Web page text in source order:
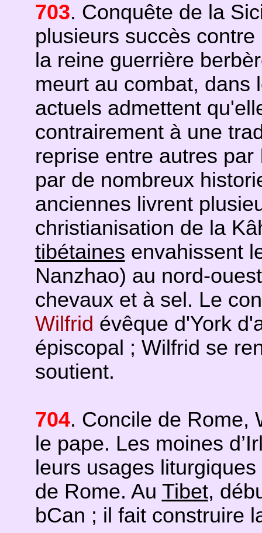
703. Conquête de la
plusieurs succès
la reine guerrière
meurt au combat, dans
actuels admettent
contrairement à une
reprise entre autres
par de nombreux
anciennes livrent
christianisation de la
tibétaines envahissent
Nanzhao) au nord-
chevaux et à sel. Le
Wilfrid évêque d'York
épiscopal ; Wilfrid se
soutient.
704. Concile de Rome,
le pape. Les moines
leurs usages
de Rome. Au Tibet,
bCan ; il fait construire